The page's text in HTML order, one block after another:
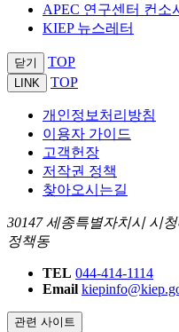
APEC 연구센터 컨소
KIEP 뉴스레터
닫기 TOP
LINK TOP
개인정보처리방침
이용자 가이드
고객헌장
저작권 정책
찾아오시는길
30147 세종특별자치시 시
정책동
TEL 044-414-1114
Email
관련 사이트